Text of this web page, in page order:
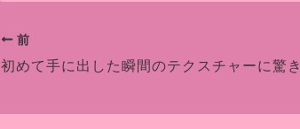
前
初めて手に出した瞬間のテクスチャーに驚き